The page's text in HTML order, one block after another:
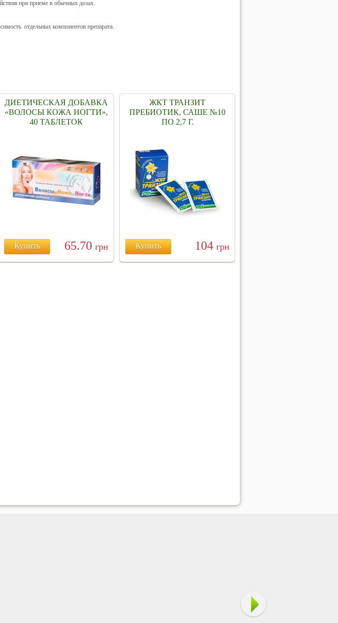
при приеме в обычных дозах.
отдельных компонентов препарата.
ДИЕТИЧЕСКАЯ ДОБАВКА
«ВОЛОСЫ КОЖА НОГТИ»,
40 ТАБЛЕТОК
Купить 65.70 грн
ЖКТ ТРАНЗИТ
ПРЕБИОТИК, САШЕ №10
ПО 2,7 Г.
Купить 104 грн